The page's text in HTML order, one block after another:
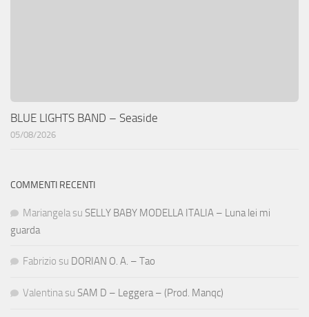
BLUE LIGHTS BAND – Seaside
05/08/2026
COMMENTI RECENTI
Mariangela su SELLY BABY MODELLA ITALIA – Luna lei mi
guarda
Fabrizio su DORIAN O. A. – Tao
Valentina su SAM D – Leggera – (Prod. Manqc)